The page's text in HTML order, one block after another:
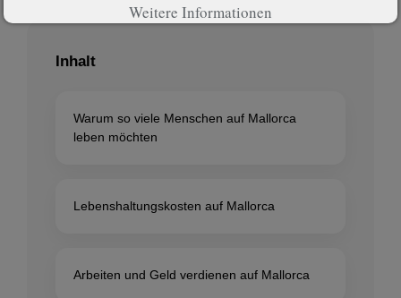
Inhalt
Warum so viele Menschen auf Mallorca
leben möchten
Lebenshaltungskosten auf Mallorca
Arbeiten und Geld verdienen auf Mallorca
Weitere Informationen